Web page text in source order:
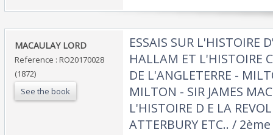
‎MACAULAY LORD‎
Reference : RO20170028
(1872)
See the book
‎ESSAIS SUR L'HISTOIRE
HALLAM ET L'HISTOIRE
DE L'ANGLETERRE -
MILTON - SIR JAMES
L'HISTOIRE D E LA
ATTERBURY ETC.. /